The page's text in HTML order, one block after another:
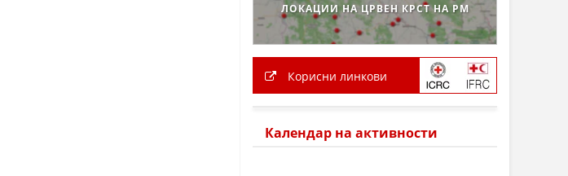
ЛОКАЦИИ НА ЦРВЕН КРСТ НА РМ
Корисни линкови
Календар на активности